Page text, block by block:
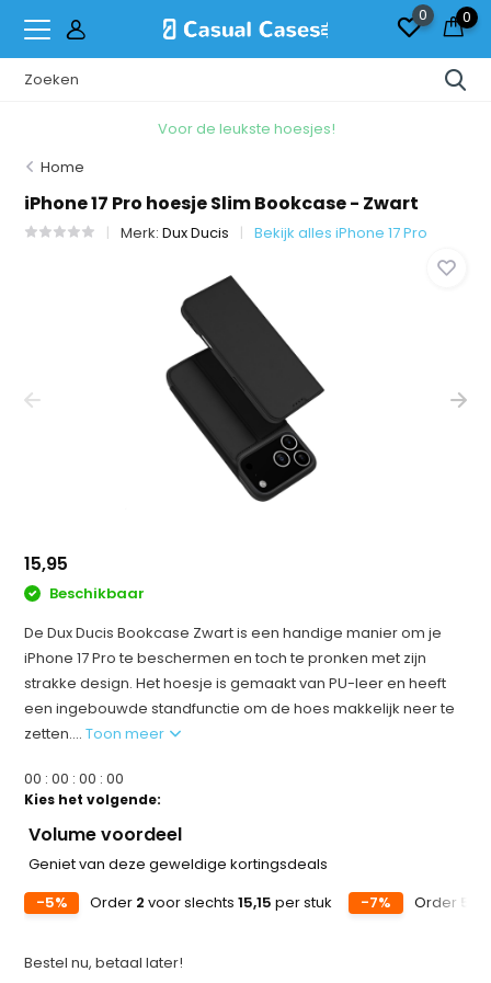
0 0
Voor de leukste hoesjes!
Home
iPhone 17 Pro hoesje Slim Bookcase - Zwart
Merk:Dux Ducis Bekijk alles iPhone 17 Pro
15,95
Beschikbaar
De Dux Ducis Bookcase Zwart is een handige manier om je
iPhone 17 Pro te beschermen en toch te pronken met zijn
strakke design. Het hoesje is gemaakt van PU-leer en heeft
een ingebouwde standfunctie om de hoes makkelijk neer te
zetten....Toon meer
00 :00 :00 :00
Kies het volgende:
Volume voordeel
Geniet van deze geweldige kortingsdeals
-5%
Order 2 voor slechts15,15 per stuk -7% Order 5
Bestel nu, betaal later!